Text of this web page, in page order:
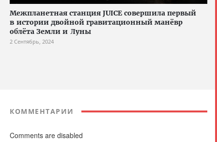
Межпланетная станция JUICE совершила первый
в истории двойной гравитационный манёвр
облёта Земли и Луны
2 Сентябрь, 2024
КОММЕНТАРИИ
Comments are disabled